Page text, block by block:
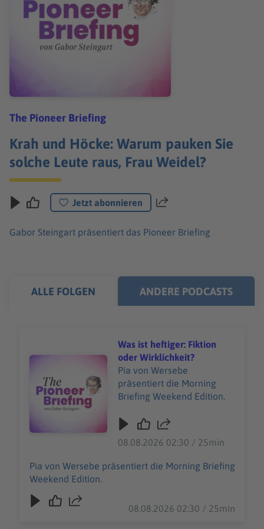
The Pioneer Briefing
Krah und Höcke: Warum pauken Sie
solche Leute raus, Frau Weidel?
Jetzt abonnieren Teilen
Gabor Steingart präsentiert das Pioneer Briefing
ALLE FOLGEN ANDERE PODCASTS
Audiotitel - Was ist heftiger: Fiktion oder Wirklichkeit?
Was ist heftiger: Fiktion
oder Wirklichkeit?
Pia von Wersebe
präsentiert die Morning
Briefing Weekend Edition.
08.08.2026 02:30 / 25min
Pia von Wersebe präsentiert die Morning Briefing
Weekend Edition.
08.08.2026 02:30 / 25min